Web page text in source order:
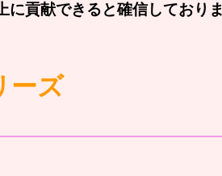
に貢献できると確信しておりま
ーズ